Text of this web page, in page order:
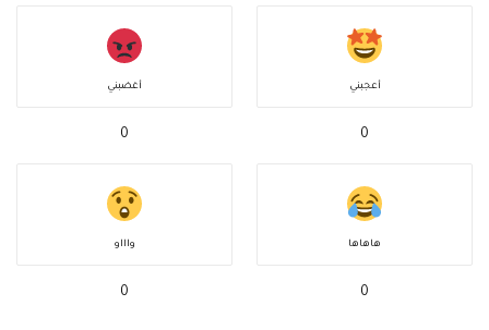
أعجبني
0
أغضبني
0
هاهاها
0
واااو
0